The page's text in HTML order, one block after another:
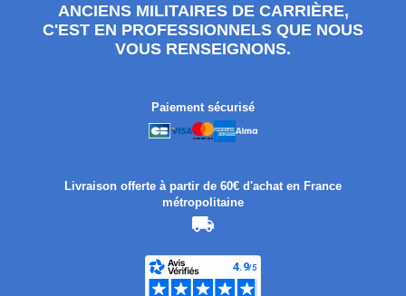
ANCIENS MILITAIRES DE CARRIÈRE,
C'EST EN PROFESSIONNELS QUE NOUS
VOUS RENSEIGNONS.
Paiement sécurisé
Livraison offerte à partir de 60€ d'achat en France
métropolitaine